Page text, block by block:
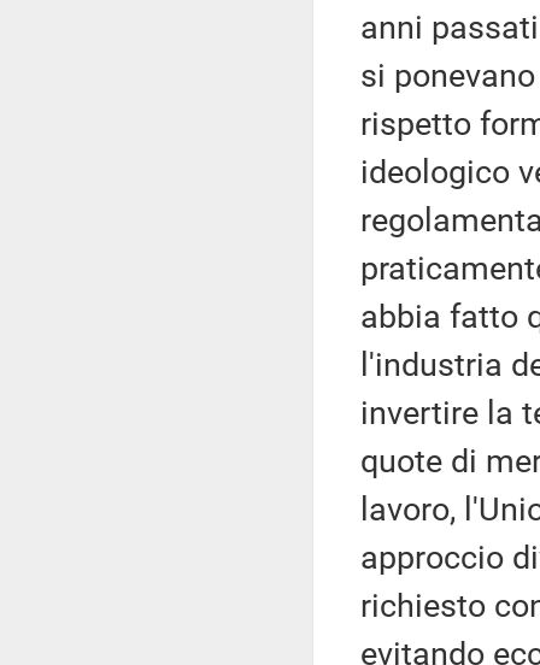
anni
si
rispetto
ideologico
abbia fatto
l'industria
invertire la
quote di
lavoro,
approccio
richiesto
evitando